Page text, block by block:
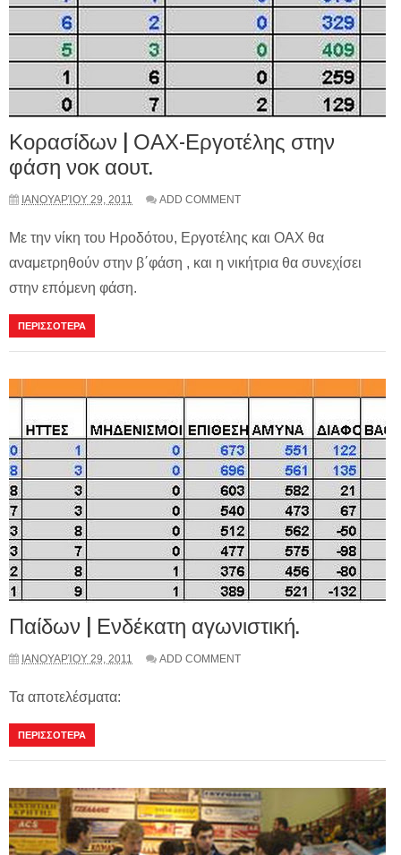
Κορασίδων | ΟΑΧ-Εργοτέλης στην
φάση νοκ αουτ.
ΙΑΝΟΥΑΡΊΟΥ 29, 2011 ADD COMMENT
Με την νίκη του Ηροδότου, Εργοτέλης και ΟΑΧ θα
αναμετρηθούν στην β΄φάση , και η νικήτρια θα συνεχίσει
στην επόμενη φάση.
ΠΕΡΙΣΣΟΤΕΡΑ
Παίδων | Ενδέκατη αγωνιστική.
ΙΑΝΟΥΑΡΊΟΥ 29, 2011 ADD COMMENT
Τα αποτελέσματα:
ΠΕΡΙΣΣΟΤΕΡΑ